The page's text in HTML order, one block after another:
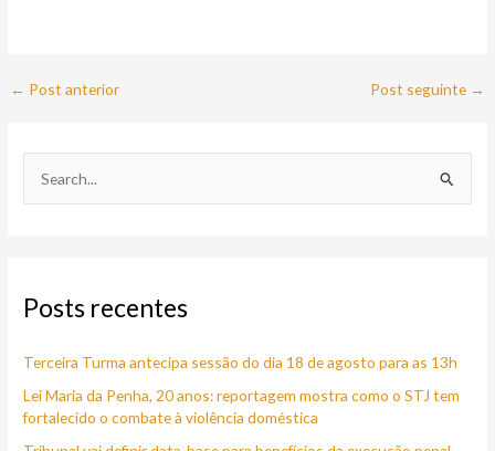
← Post anterior Post seguinte →
u
s
a
r
Posts recentes
Terceira Turma antecipa sessão do dia 18 de agosto para as 13h
Lei Maria da Penha, 20 anos: reportagem mostra como o STJ tem
fortalecido o combate à violência doméstica